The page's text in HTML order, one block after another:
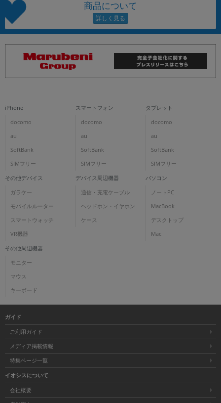
商品について
iPhone
docomo
au
SoftBank
SIMフリー
スマートフォン
docomo
au
SoftBank
SIMフリー
タブレット
docomo
au
SoftBank
SIMフリー
その他デバイス
ガラケー
モバイルルーター
スマートウォッチ
VR機器
デバイス周辺機器
通信・充電ケーブル
ヘッドホン・イヤホン
ケース
パソコン
ノートPC
MacBook
デスクトップ
Mac
その他周辺機器
モニター
マウス
キーボード
ガイド
ご利用ガイド
メディア掲載情報
特集ページ一覧
イオシスについて
会社概要